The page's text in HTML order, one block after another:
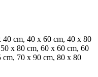
cm, 40 x 60 cm, 40 x 80
x 80 cm, 60 x 60 cm, 60
70 x 90 cm, 80 x 80